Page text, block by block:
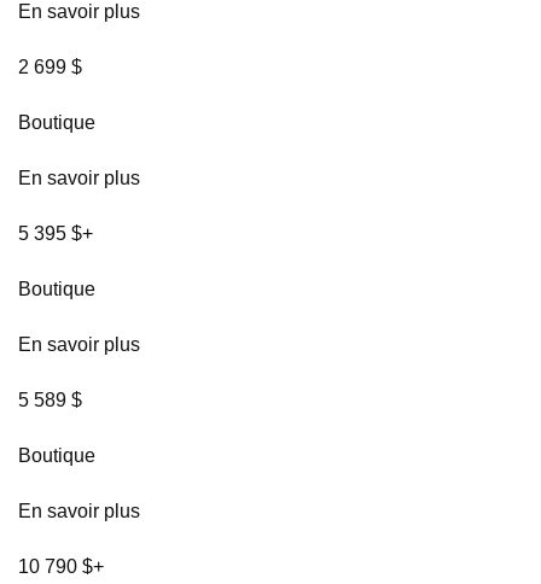
En savoir plus
2 699 $
Boutique
En savoir plus
5 395 $+
Boutique
En savoir plus
5 589 $
Boutique
En savoir plus
10 790 $+